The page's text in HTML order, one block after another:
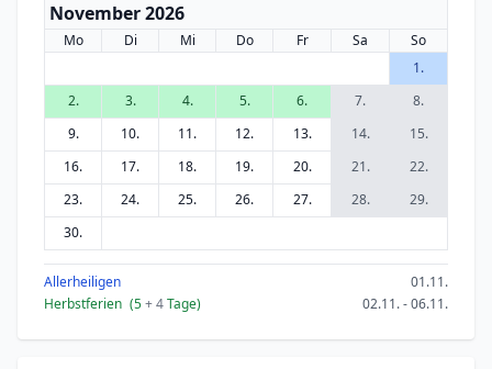
November 2026
Mo Di Mi Do Fr Sa
So
1.
2.
3. 4. 5. 6. 7.
8.
9.
10. 11. 12. 13. 14.
15.
16.
17. 18. 19. 20. 21.
22.
23.
24. 25. 26. 27. 28.
29.
30.
Allerheiligen
01.11.
Herbstferien (5+ 4Tage) 02.11. - 06.11.